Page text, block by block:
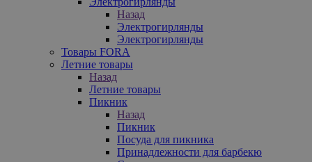
Назад
Электрогирлянды
Электрогирлянды
Товары FORA
Летние товары
Назад
Летние товары
Пикник
Назад
Пикник
Посуда для пикника
Принадлежности для барбекю